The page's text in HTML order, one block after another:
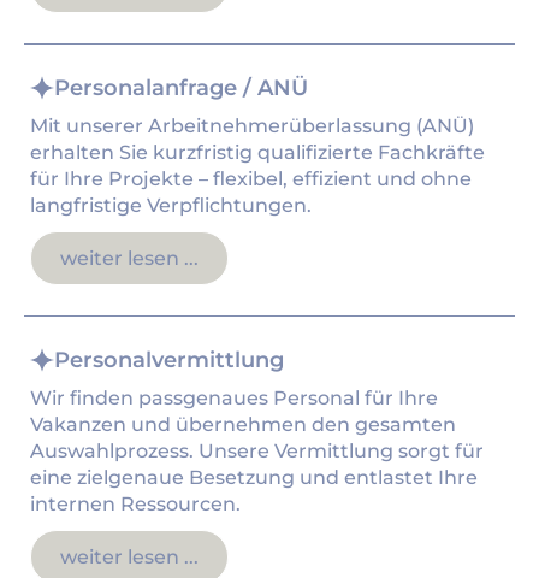
Personalanfrage / ANÜ
Mit unserer Arbeitnehmerüberlassung (ANÜ)
erhalten Sie kurzfristig qualifizierte Fachkräfte
für Ihre Projekte – flexibel, effizient und ohne
langfristige Verpflichtungen.
weiter lesen ...
Personalvermittlung
Wir finden passgenaues Personal für Ihre
Vakanzen und übernehmen den gesamten
Auswahlprozess. Unsere Vermittlung sorgt für
eine zielgenaue Besetzung und entlastet Ihre
internen Ressourcen.
weiter lesen ...